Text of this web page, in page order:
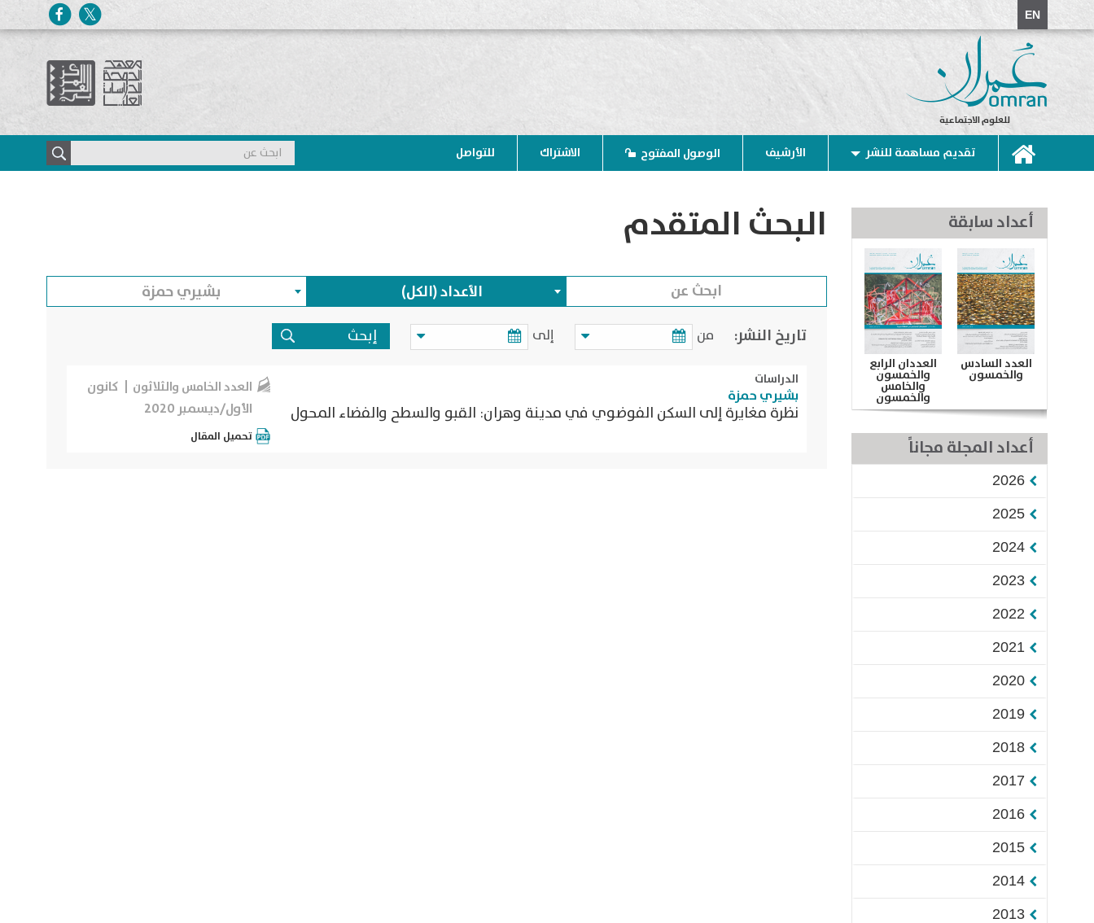
EN
للعلوم الاجتماعية
تقديم مساهمة للنشر الأرشيف الوصول المفتوح الاشتراك للتواصل
البحث المتقدم
الأعداد (الكل)
بشيري حمزة
تاريخ النشر:
من إلى
الدراسات
بشيري حمزة
نظرة مغايرة إلى السكن الفوضوي في مدينة وهران: القبو والسطح والفضاء المحول
العدد الخامس والثلاثون
كانون
الأول/ديسمبر 2020
تحميل المقال
أعداد سابقة
العدد السادس
والخمسون
العددان الرابع
والخمسون
والخامس
والخمسون
أعداد المجلة مجاناً
2026
2025
2024
2023
2022
2021
2020
2019
2018
2017
2016
2015
2014
2013